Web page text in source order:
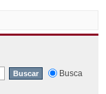
Busca